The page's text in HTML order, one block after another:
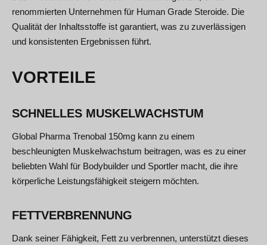
renommierten Unternehmen für Human Grade Steroide. Die
Qualität der Inhaltsstoffe ist garantiert, was zu zuverlässigen
und konsistenten Ergebnissen führt.
VORTEILE
SCHNELLES MUSKELWACHSTUM
Global Pharma Trenobal 150mg kann zu einem
beschleunigten Muskelwachstum beitragen, was es zu einer
beliebten Wahl für Bodybuilder und Sportler macht, die ihre
körperliche Leistungsfähigkeit steigern möchten.
FETTVERBRENNUNG
Dank seiner Fähigkeit, Fett zu verbrennen, unterstützt dieses